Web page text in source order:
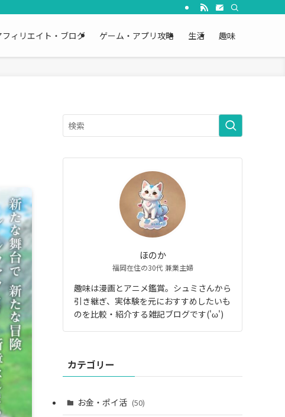
フィリエイト・ブログ ゲーム・アプリ攻略 生活 趣味
ほのか
福岡在住の30代 兼業主婦
趣味は漫画とアニメ鑑賞。シュミさんから
引き継ぎ、実体験を元におすすめしたいも
のを比較・紹介する雑記ブログです('ω')
カテゴリー
お金・ポイ活 (50)